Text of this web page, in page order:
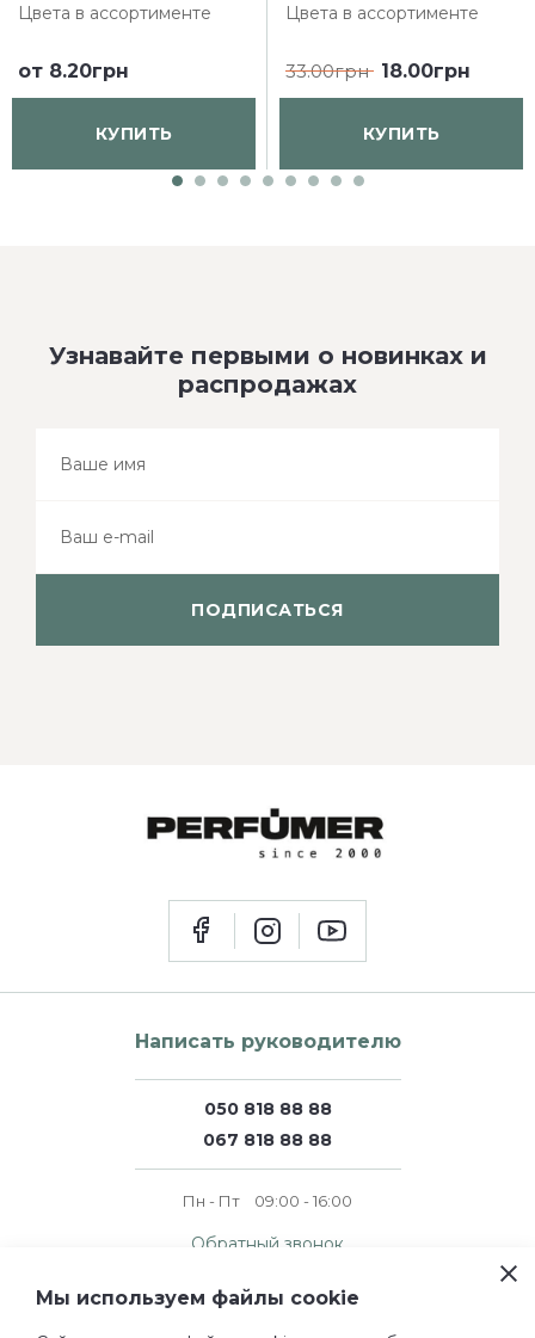
Цвета в ассортименте
от 8.20грн
КУПИТЬ
Цвета в ассортименте
33.00грн 18.00грн
КУПИТЬ
Узнавайте первыми о новинках и
распродажах
ПОДПИСАТЬСЯ
Написать руководителю
050 818 88 88
067 818 88 88
Пн - Пт 09:00 - 16:00
Обратный звонок
Мы используем файлы cookie